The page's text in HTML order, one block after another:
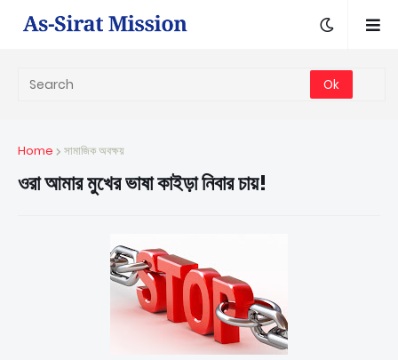
Home সামাজিক অবক্ষয়
ওরা আমার মুখের ভাষা কাইড়া নিবার চায়!